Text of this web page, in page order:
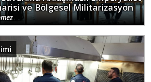
ve Bölgesel Militarizasyon